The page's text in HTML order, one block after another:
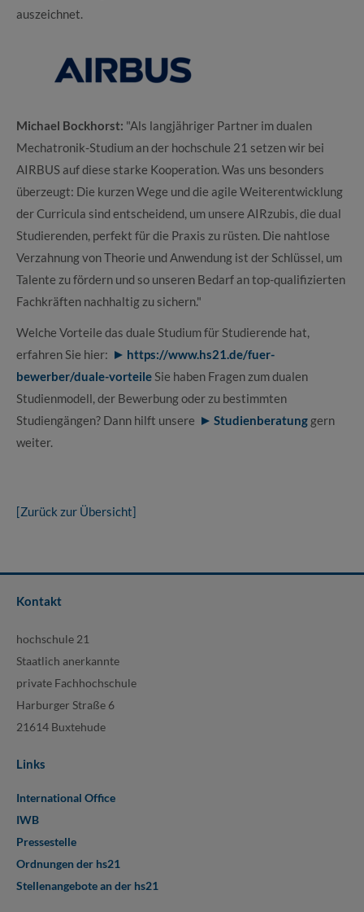
auszeichnet.
Michael Bockhorst: "Als langjähriger Partner im dualen
Mechatronik-Studium an der hochschule 21 setzen wir bei
AIRBUS auf diese starke Kooperation. Was uns besonders
überzeugt: Die kurzen Wege und die agile Weiterentwicklung
der Curricula sind entscheidend, um unsere AIRzubis, die dual
Studierenden, perfekt für die Praxis zu rüsten. Die nahtlose
Verzahnung von Theorie und Anwendung ist der Schlüssel, um
Talente zu fördern und so unseren Bedarf an top-qualifizierten
Fachkräften nachhaltig zu sichern."
Welche Vorteile das duale Studium für Studierende hat,
erfahren Sie hier:
https://www.hs21.de/fuer-
bewerber/duale-vorteile Sie haben Fragen zum dualen
Studienmodell, der Bewerbung oder zu bestimmten
Studiengängen? Dann hilft unsere
Studienberatung gern
weiter.
[Zurück zur Übersicht]
Kontakt
hochschule 21
Staatlich anerkannte
private Fachhochschule
Harburger Straße 6
21614 Buxtehude
Links
International Office
IWB
Pressestelle
Ordnungen der hs21
Stellenangebote an der hs21